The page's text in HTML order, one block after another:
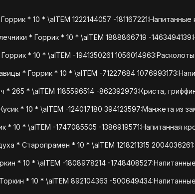
* 10 * \aITEM 1222144057 -
* Горрик * 10 * \aITEM 1888866719 -
* 10 * \aITEM -1941350261
* Горрик * 10 * \aITEM -71227684
* 265 * \aITEM 1185596514 -862392973:Криста,
* 10 * \aITEM -124017180 394123597:Манжета из
* 10 * \aITEM -1747085505 -1386919571:Напитанная
* Старопрамен * 10 * \aITEM 1218211315
* 10 * \aITEM -1808978214 -
* 10 * \aITEM 892104363 -